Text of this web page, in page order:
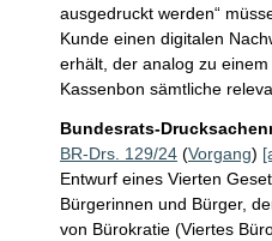
ausgedruckt werden“
Kunde einen digitalen
erhält, der analog zu
Kassenbon sämtliche
Bundesrats-
BR-Drs. 129/24 (Vorgang)
Entwurf eines Vierten
Bürgerinnen und Bürger,
von Bürokratie (Viertes